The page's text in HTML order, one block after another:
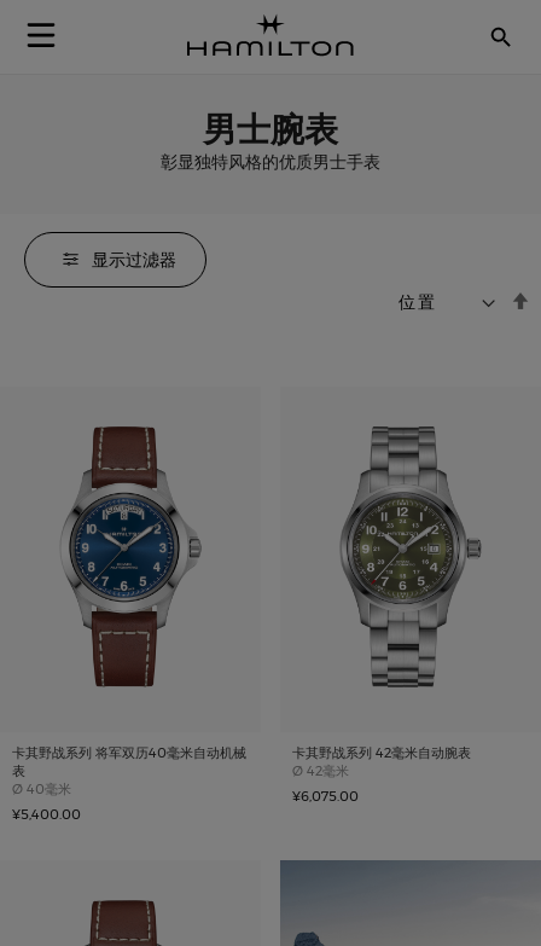
男士腕表
彰显独特风格的优质男士手表
显示过滤器
排
卡其野战系列 将军双历40毫米自动机械
表
Ø Case size
40毫米
¥5,400.00
卡其野战系列 42毫米自动腕表
Ø Case size
42毫米
¥6,075.00